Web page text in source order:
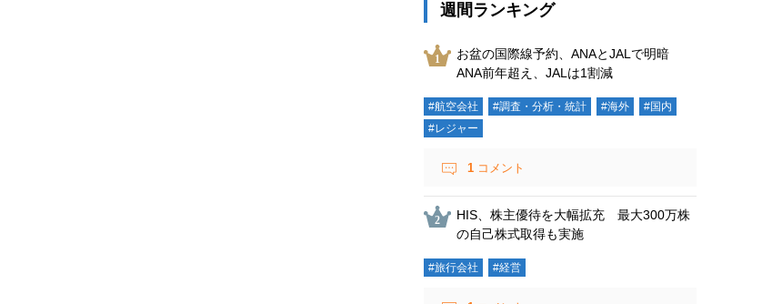
週間ランキング
お盆の国際線予約、ANAとJALで明暗
ANA前年超え、JALは1割減
#航空会社 #調査・分析・統計 #海外
#国内
#レジャー
1 コメント
HIS、株主優待を大幅拡充 最大300万株
の自己株式取得も実施
#旅行会社 #経営